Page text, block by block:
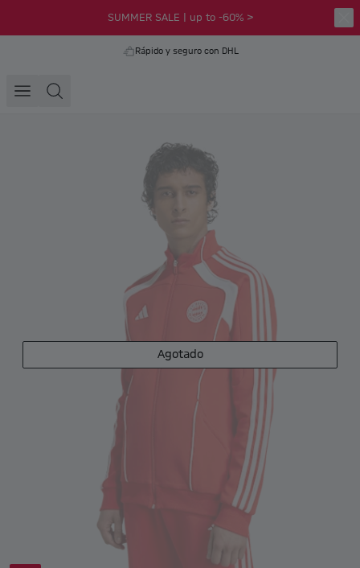
SUMMER SALE | up to -60% >
Rápido y seguro con DHL
Agotado